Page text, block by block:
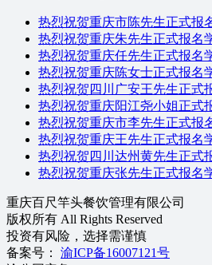
热烈祝贺重庆市陈先生正式报
热烈祝贺重庆朱先生正式报名
热烈祝贺重庆任先生正式报名
热烈祝贺重庆陈女士正式报名
热烈祝贺四川广安王先生正式
热烈祝贺重庆阳江尧小姐正式
热烈祝贺重庆市李先生正式报
热烈祝贺重庆王先生正式报名
热烈祝贺四川达州黄先生正式
热烈祝贺重庆张先生正式报名
重庆百尺竿头餐饮管理有限公司
版权所有 All Rights Reserved
投资有风险，选择需谨慎
备案号： 渝ICP备16007121号